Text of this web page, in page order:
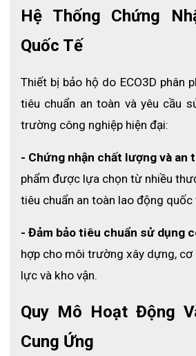
- Mã sản phẩm: HS26
- Thương hiệu:
- Xuất xứ: Việt nam
- Màu sắc: Xanh dương
- Chất liệu ủng: Cao su tổng hợp
- Chất liệu đế: Cao su tổng hợp
- Chiều cao ủng: 30 cm
36 – 42
- Khả năng kháng hóa chất: Axit
độ 30°C
- Khả năng kháng dầu:
Hệ Thống Chứng
Quốc Tế
Thiết bị bảo hộ do ECO3D phân
tiêu chuẩn an toàn và yêu cầu
trường công nghiệp hiện đại:
- Chứng nhận chất lượng và an
phẩm được lựa chọn từ nhiều
tiêu chuẩn an toàn lao động quốc
- Đảm bảo tiêu chuẩn sử dụng
hợp cho môi trường xây dựng, cơ
lực và kho vận.
Quy Mô Hoạt Động
Cung Ứng